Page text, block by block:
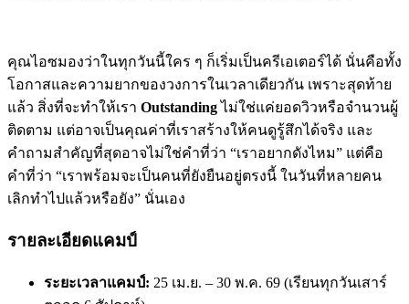
คุณไอซมองว่าในทุกวันนี้ใคร ๆ ก็เริ่มเป็นครีเอเตอร์ได้ นั่นคือทั้ง
โอกาสและความยากของวงการในเวลาเดียวกัน เพราะสุดท้าย
แล้ว สิ่งที่จะทำให้เรา Outstandingไม่ใช่แค่ยอดวิวหรือจำนวนผู้
ติดตาม แต่อาจเป็นคุณค่าที่เราสร้างให้คนดูรู้สึกได้จริง และ
คำถามสำคัญที่สุดอาจไม่ใช่คำที่ว่า “เราอยากดังไหม” แต่คือ
คำที่ว่า “เราพร้อมจะเป็นคนที่ยังยืนอยู่ตรงนี้ ในวันที่หลายคน
เลิกทำไปแล้วหรือยัง” นั่นเอง
รายละเอียดแคมป์
ระยะเวลาแคมป์: 25 เม.ย. – 30 พ.ค. 69 (เรียนทุกวันเสาร์